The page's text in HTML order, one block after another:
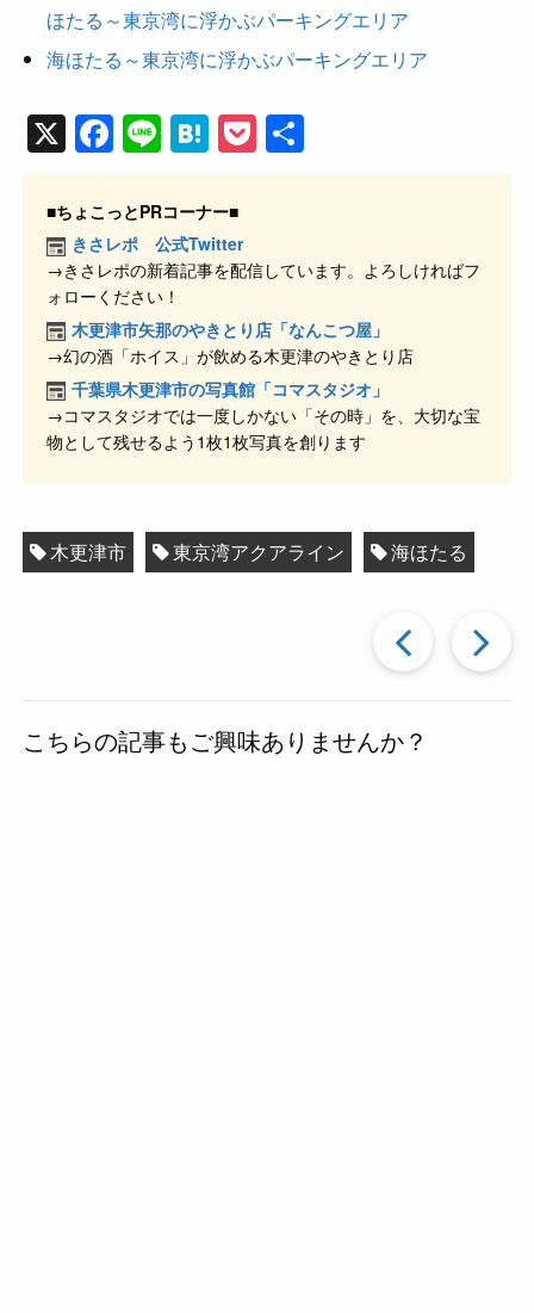
ほたる～東京湾に浮かぶパーキングエリア
海ほたる～東京湾に浮かぶパーキングエリア
X F
a
c
e
b
o
o
k
Li
n
e
H
at
e
n
a
P
o 有
■ちょこっとPRコーナー■
きさレポ 公式Twitter
→きさレポの新着記事を配信しています。よろしければフ
ォローください！
木更津市矢那のやきとり店「なんこつ屋」
→幻の酒「ホイス」が飲める木更津のやきとり店
千葉県木更津市の写真館「コマスタジオ」
→コマスタジオでは一度しかない「その時」を、大切な宝
物として残せるよう1枚1枚写真を創ります
木更津市 東京湾アクアライン 海ほたる
過
去
こちらの記事もご興味ありませんか？